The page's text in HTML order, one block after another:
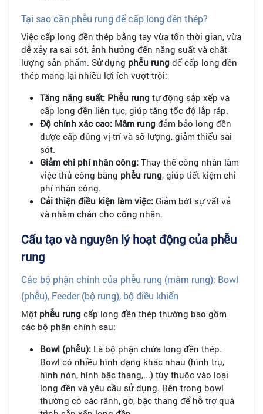
Tại sao cần phễu rung để cấp long đền thép?
Việc cấp long đền thép bằng tay vừa tốn thời gian, vừa
dễ xảy ra sai sót, ảnh hưởng đến năng suất và chất
lượng sản phẩm. Sử dụng phễu rung để cấp long đền
thép mang lại nhiều lợi ích vượt trội:
Tăng năng suất: Phễu rung tự động sắp xếp và
cấp long đền liên tục, giúp tăng tốc độ lắp ráp.
Độ chính xác cao: Mâm rung đảm bảo long đền
được cấp đúng vị trí và số lượng, giảm thiểu sai
sót.
Giảm chi phí nhân công: Thay thế công nhân làm
việc thủ công bằng phễu rung, giúp tiết kiệm chi
phí nhân công.
Cải thiện điều kiện làm việc: Giảm bớt sự vất vả
và nhàm chán cho công nhân.
Cấu tạo và nguyên lý hoạt động của phễu
rung
Các bộ phận chính của phễu rung (mâm rung): Bowl
(phễu), Feeder (bộ rung), bộ điều khiển
Một phễu rung cấp long đền thép thường bao gồm
các bộ phận chính sau:
Bowl (phễu): Là bộ phận chứa long đền thép.
Bowl có nhiều hình dạng khác nhau (hình trụ,
hình nón, hình bậc thang,...) tùy thuộc vào loại
long đền và yêu cầu sử dụng. Bên trong bowl
thường có các rãnh, gờ, bậc thang để hỗ trợ quá